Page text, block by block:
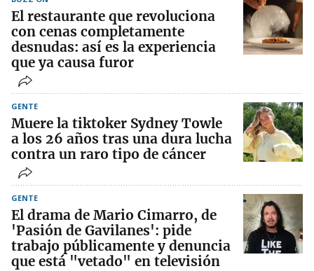
El restaurante que revoluciona
con cenas completamente
desnudas: así es la experiencia
que ya causa furor
GENTE
Muere la tiktoker Sydney Towle
a los 26 años tras una dura lucha
contra un raro tipo de cáncer
GENTE
El drama de Mario Cimarro, de
'Pasión de Gavilanes': pide
trabajo públicamente y denuncia
que está "vetado" en televisión